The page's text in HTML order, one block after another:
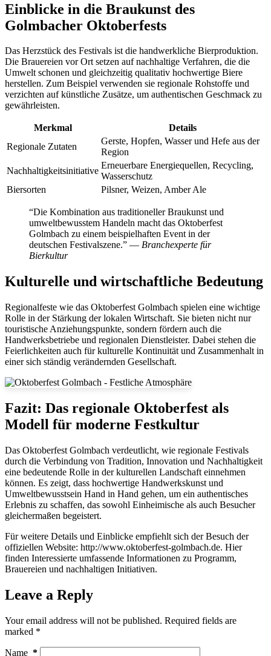
Einblicke in die Braukunst des
Golmbacher Oktoberfests
Das Herzstück des Festivals ist die handwerkliche Bierproduktion.
Die Brauereien vor Ort setzen auf nachhaltige Verfahren, die die
Umwelt schonen und gleichzeitig qualitativ hochwertige Biere
herstellen. Zum Beispiel verwenden sie regionale Rohstoffe und
verzichten auf künstliche Zusätze, um authentischen Geschmack zu
gewährleisten.
Merkmal
Details
Regionale Zutaten
Gerste, Hopfen, Wasser und Hefe aus der
Region
Nachhaltigkeitsinitiative
Erneuerbare Energiequellen, Recycling,
Wasserschutz
Biersorten
Pilsner, Weizen, Amber Ale
“Die Kombination aus traditioneller Braukunst und
umweltbewusstem Handeln macht das Oktoberfest
Golmbach zu einem beispielhaften Event in der
deutschen Festivalszene.” — Branchexperte für
Bierkultur
Kulturelle und wirtschaftliche Bedeutung
Regionalfeste wie das Oktoberfest Golmbach spielen eine wichtige
Rolle in der Stärkung der lokalen Wirtschaft. Sie bieten nicht nur
touristische Anziehungspunkte, sondern fördern auch die
Handwerksbetriebe und regionalen Dienstleister. Dabei stehen die
Feierlichkeiten auch für kulturelle Kontinuität und Zusammenhalt in
einer sich ständig verändernden Gesellschaft.
Fazit: Das regionale Oktoberfest als
Modell für moderne Festkultur
Das Oktoberfest Golmbach verdeutlicht, wie regionale Festivals
durch die Verbindung von Tradition, Innovation und Nachhaltigkeit
eine bedeutende Rolle in der kulturellen Landschaft einnehmen
können. Es zeigt, dass hochwertige Handwerkskunst und
Umweltbewusstsein Hand in Hand gehen, um ein authentisches
Erlebnis zu schaffen, das sowohl Einheimische als auch Besucher
gleichermaßen begeistert.
Für weitere Details und Einblicke empfiehlt sich der Besuch der
offiziellen Website: http://www.oktoberfest-golmbach.de. Hier
finden Interessierte umfassende Informationen zu Programm,
Brauereien und nachhaltigen Initiativen.
Leave a Reply
Your email address will not be published. Required fields are
marked *
Name *